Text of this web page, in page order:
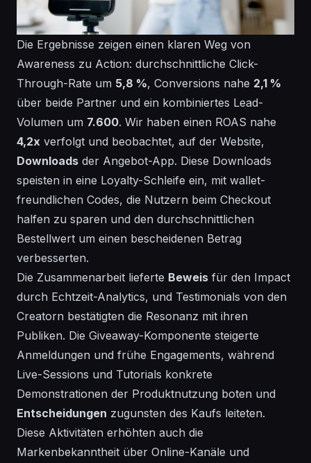
Die Ergebnisse zeigen einen klaren Weg von
Awareness zu Action: durchschnittliche Click-
Through-Rate um 5,8 %, Conversions nahe 2,1 %
über beide Partner und ein kombiniertes Lead-
Volumen um 7.600. Wir haben einen ROAS nahe
4,2x verfolgt und beobachtet, auf der Website,
Downloads der Angebot-App. Diese Downloads
speisten in eine Loyalty-Schleife ein, mit wallet-
freundlichen Codes, die Nutzern beim Checkout
halfen zu sparen und den durchschnittlichen
Bestellwert um einen bescheidenen Betrag
verbesserten.
Die Zusammenarbeit lieferte Beweis für den Impact
durch Echtzeit-Analytics, und Testimonials von den
Creatorn bestätigten die Resonanz mit ihren
Publiken. Die Giveaway-Komponente steigerte
Anmeldungen und frühe Engagements, während
Live-Sessions und Tutorials konkrete
Demonstrationen der Produktnutzung boten und
Entscheidungen zugunsten des Kaufs leiteten.
Diese Aktivitäten erhöhten auch die
Markenbekanntheit über Online-Kanäle und